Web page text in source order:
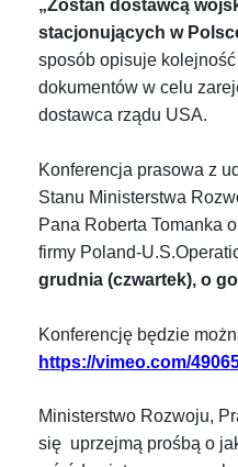
„Zostań dostawcą
stacjonujących w
sposób opisuje kolejność
dokumentów w celu
dostawca rządu USA.
Konferencja prasowa z
Stanu Ministerstwa
Pana Roberta Tomanka
firmy Poland-
grudnia (czwartek), o
Konferencję będzie
https://vimeo.com/
Ministerstwo Rozwoju,
się uprzejmą prośbą o